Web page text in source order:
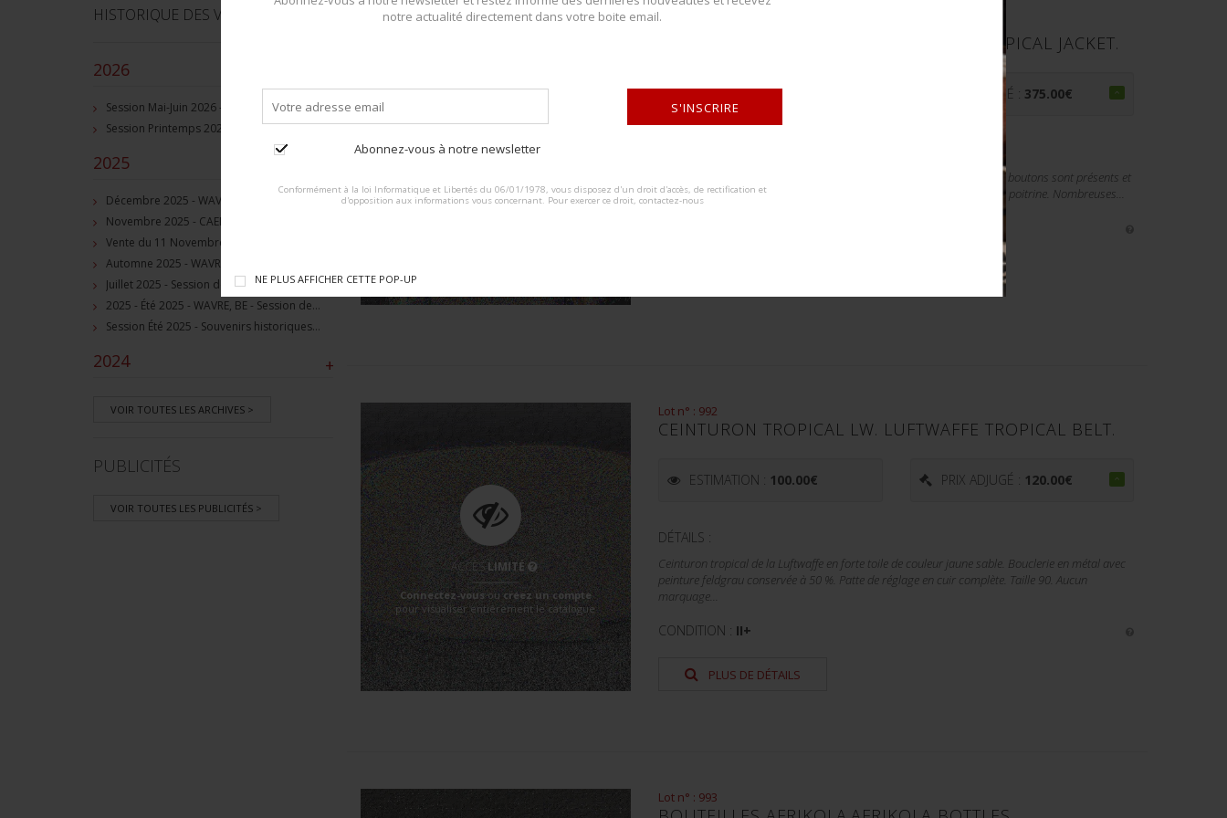
notre actualité directement dans votre boite email.
Abonnez-vous à notre newsletter
S'INSCRIRE
Conformément à la loi Informatique et Libertés du 06/01/1978, vous disposez d'un droit d'accès, de rectification et
d'opposition aux informations vous concernant. Pour exercer ce droit, contactez-nous
NE PLUS AFFICHER CETTE POP-UP
Connectez-vousoucréez un compte
Lot n° : 991
VAREUSE TROPICALE LW. LUFTWAFFE TROPICAL JACKET.
ESTIMATION :250.00 PRIX ADJUGÉ : 375.00€
Vareuse tropicale de la Luftwaffe en forte toile de coton beige. Tous les boutons sont présents et
majoritairement en couleur feldgrau d’origine. Reproduction d’aigle de poitrine. Nombreuses...
ACCÈSLIMITÉ
Connectez-vousou créez un compte
pour visualiser entièrement le catalogue
Lot n° : 992
CEINTURON TROPICAL LW. LUFTWAFFE TROPICAL BELT.
ESTIMATION : 100.00€ PRIX ADJUGÉ : 120.00€
DÉTAILS :
Ceinturon tropical de la Luftwaffe en forte toile de couleur jaune sable. Bouclerie en métal avec
peinture feldgrau conservée à 50 %. Patte de réglage en cuir complète. Taille 90. Aucun
marquage...
CONDITION : II+
PLUS DE DÉTAILS
Lot n° : 993
HISTORIQUE DES VENTES
2026
Session Mai-Juin 2026 - Grez-Doiceau, BE - Session de vente d'objets militaire et souvenirs historiques
Session Printemps 2026 - Grez-Doiceau, BE - Session de vente d'objets militaire et souvenirs historiques
2025
Juillet 2025 - Session de vente d'objets militaire et historiques, Wavre, BE
2025 - Été 2025 - WAVRE, BE - Session de vente d'objets militaire et souvenirs historiques
Session Été 2025 - Souvenirs historiques et militaires
+
2024
VOIR TOUTES LES ARCHIVES >
PUBLICITÉS
VOIR TOUTES LES PUBLICITÉS >